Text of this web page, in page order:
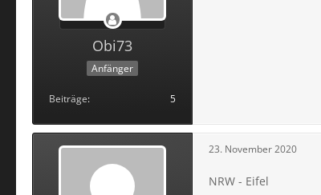
Obi73
Anfänger
Beiträge 5
23. November 2020
NRW - Eifel